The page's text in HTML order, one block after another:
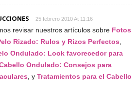
25 febrero 2010 At 11:16
revisar nuestros artículos sobre Fotos
Rizado: Rulos y Rizos Perfectos
Ondulado: Look favorecedor para
Ondulado: Consejos para
, y Tratamientos para el Cabello